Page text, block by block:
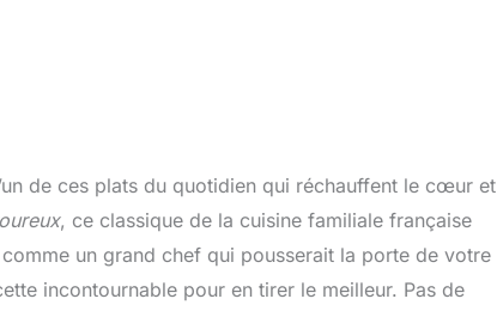
de ces plats du quotidien qui réchauffent le cœur et
, ce classique de la cuisine familiale française
comme un grand chef qui pousserait la porte de votre
incontournable pour en tirer le meilleur. Pas de